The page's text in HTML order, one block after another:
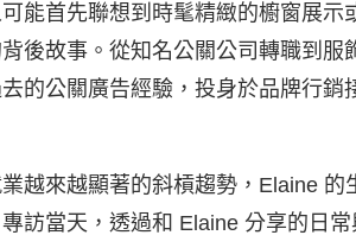
能首先聯想到時髦精緻的櫥窗展示
後故事。從知名公關公司轉職到服
的公關廣告經驗，投身於品牌行銷
越來越顯著的斜槓趨勢，Elaine
訪當天，透過和 Elaine 分享的日